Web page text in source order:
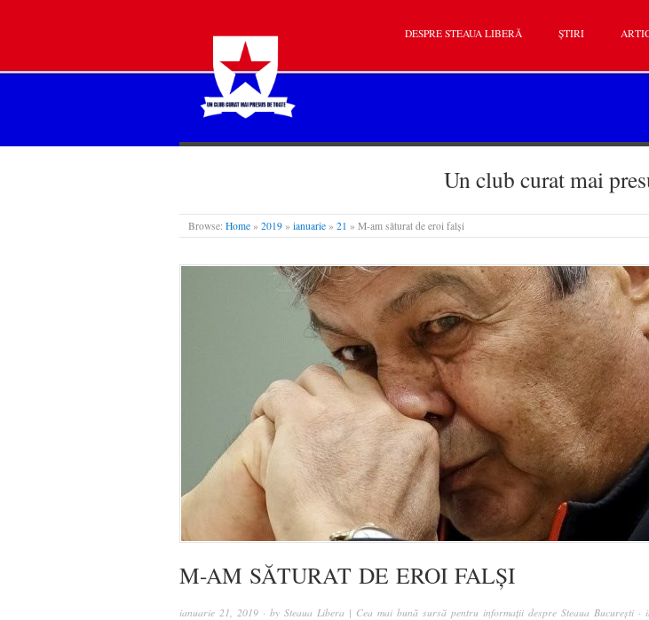
STEAUA LIBERĂ
DESPRE STEAUA LIBERĂ ȘTIRI
Un club curat mai
Browse: Home » 2019 » ianuarie » 21 » M-am săturat de eroi falși
M-AM SĂTURAT DE EROI FALȘI
ianuarie 21, 2019 · by Steaua Libera | Cea mai bună sursă pentru informații despre Steaua București ·